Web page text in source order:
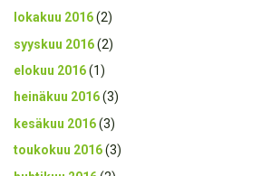
lokakuu 2016(2)
syyskuu 2016(2)
elokuu 2016(1)
heinäkuu 2016(3)
kesäkuu 2016(3)
toukokuu 2016(3)